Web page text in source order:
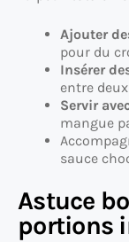
Ajouter
pour du
Insérer
entre
Servir
mangue
sauce
Astuce
portions